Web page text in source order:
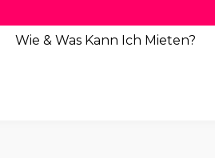
Wie & Was Kann Ich Mieten?